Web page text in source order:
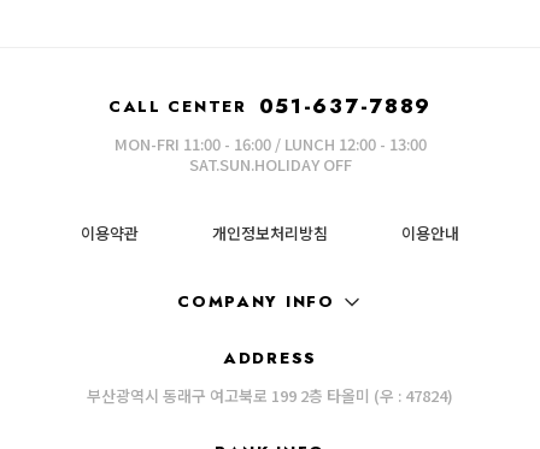
CALL CENTER 051-637-7889
MON-FRI 11:00 - 16:00 / LUNCH 12:00 - 13:00
SAT.SUN.HOLIDAY OFF
이용약관 개인정보처리방침 이용안내
COMPANY INFO
ADDRESS
부산광역시 동래구 여고북로 199 2층 타올미 (우 : 47824)